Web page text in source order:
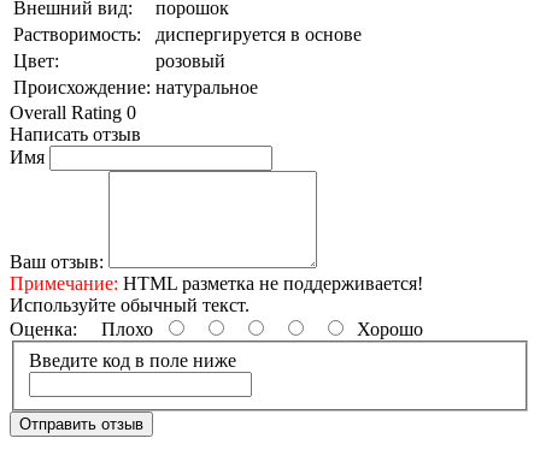
Внешний вид:
порошок
Растворимость:
диспергируется в основе
Цвет:
розовый
Происхождение: натуральное
Overall Rating 0
Написать отзыв
Имя
Ваш отзыв:
Примечание: HTML разметка не поддерживается!
Используйте обычный текст.
Оценка: Плохо
Хорошо
Введите код в поле ниже
Отправить отзыв